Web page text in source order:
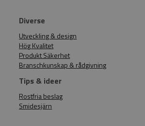
Diverse
Utveckling & design
Hög Kvalitet
Produkt Säkerhet
Branschkunskap & rådgivning
Tips & ideer
Rostfria beslag
Smidesjärn